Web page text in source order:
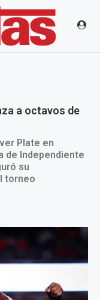
a octavos de
Plate en
de Independiente
su
torneo